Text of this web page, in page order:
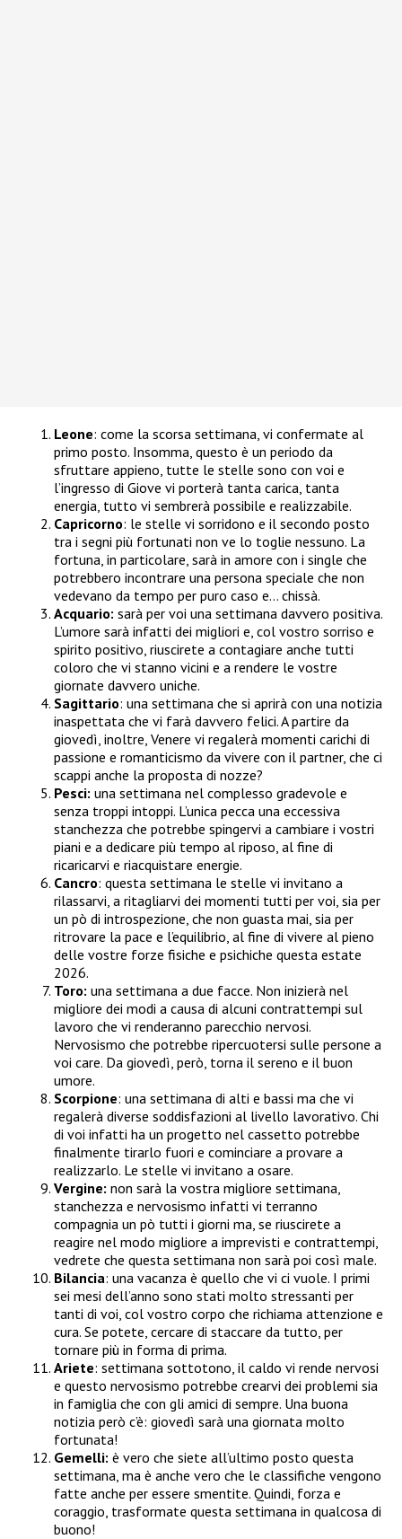
Leone: come la scorsa settimana, vi confermate al
primo posto. Insomma, questo è un periodo da
sfruttare appieno, tutte le stelle sono con voi e
l’ingresso di Giove vi porterà tanta carica, tanta
energia, tutto vi sembrerà possibile e realizzabile.
Capricorno: le stelle vi sorridono e il secondo posto
tra i segni più fortunati non ve lo toglie nessuno. La
fortuna, in particolare, sarà in amore con i single che
potrebbero incontrare una persona speciale che non
vedevano da tempo per puro caso e… chissà.
Acquario: sarà per voi una settimana davvero positiva.
L’umore sarà infatti dei migliori e, col vostro sorriso e
spirito positivo, riuscirete a contagiare anche tutti
coloro che vi stanno vicini e a rendere le vostre
giornate davvero uniche.
Sagittario: una settimana che si aprirà con una notizia
inaspettata che vi farà davvero felici. A partire da
giovedì, inoltre, Venere vi regalerà momenti carichi di
passione e romanticismo da vivere con il partner, che ci
scappi anche la proposta di nozze?
Pesci: una settimana nel complesso gradevole e
senza troppi intoppi. L’unica pecca una eccessiva
stanchezza che potrebbe spingervi a cambiare i vostri
piani e a dedicare più tempo al riposo, al fine di
ricaricarvi e riacquistare energie.
Cancro: questa settimana le stelle vi invitano a
rilassarvi, a ritagliarvi dei momenti tutti per voi, sia per
un pò di introspezione, che non guasta mai, sia per
ritrovare la pace e l’equilibrio, al fine di vivere al pieno
delle vostre forze fisiche e psichiche questa estate
2026.
Toro: una settimana a due facce. Non inizierà nel
migliore dei modi a causa di alcuni contrattempi sul
lavoro che vi renderanno parecchio nervosi.
Nervosismo che potrebbe ripercuotersi sulle persone a
voi care. Da giovedì, però, torna il sereno e il buon
umore.
Scorpione: una settimana di alti e bassi ma che vi
regalerà diverse soddisfazioni al livello lavorativo. Chi
di voi infatti ha un progetto nel cassetto potrebbe
finalmente tirarlo fuori e cominciare a provare a
realizzarlo. Le stelle vi invitano a osare.
Vergine: non sarà la vostra migliore settimana,
stanchezza e nervosismo infatti vi terranno
compagnia un pò tutti i giorni ma, se riuscirete a
reagire nel modo migliore a imprevisti e contrattempi,
vedrete che questa settimana non sarà poi così male.
Bilancia: una vacanza è quello che vi ci vuole. I primi
sei mesi dell’anno sono stati molto stressanti per
tanti di voi, col vostro corpo che richiama attenzione e
cura. Se potete, cercare di staccare da tutto, per
tornare più in forma di prima.
Ariete: settimana sottotono, il caldo vi rende nervosi
e questo nervosismo potrebbe crearvi dei problemi sia
in famiglia che con gli amici di sempre. Una buona
notizia però c’è: giovedì sarà una giornata molto
fortunata!
Gemelli: è vero che siete all’ultimo posto questa
settimana, ma è anche vero che le classifiche vengono
fatte anche per essere smentite. Quindi, forza e
coraggio, trasformate questa settimana in qualcosa di
buono!